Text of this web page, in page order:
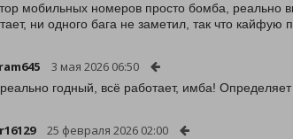
мобильных номеров просто бомба, реально
ни одного бага не заметил, так что кайфую
3 мая 2026 06:50
годный, всё работает, имба! Определяет
25 февраля 2026 02:00